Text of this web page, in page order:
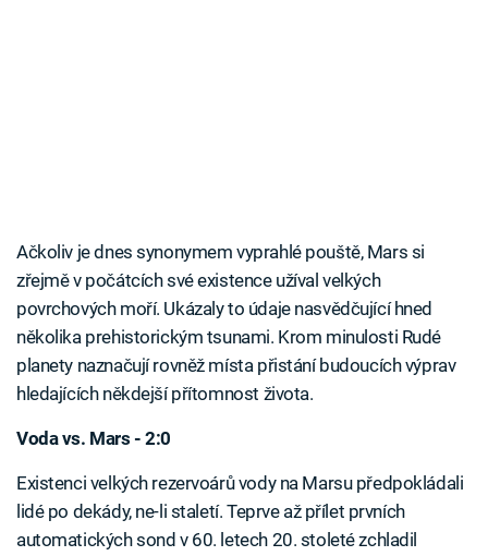
Ačkoliv je dnes synonymem vyprahlé pouště, Mars si
zřejmě v počátcích své existence užíval velkých
povrchových moří. Ukázaly to údaje nasvědčující hned
několika prehistorickým tsunami. Krom minulosti Rudé
planety naznačují rovněž místa přistání budoucích výprav
hledajících někdejší přítomnost života.
Voda vs. Mars - 2:0
Existenci velkých rezervoárů vody na Marsu předpokládali
lidé po dekády, ne-li staletí. Teprve až přílet prvních
automatických sond v 60. letech 20. stoleté zchladil